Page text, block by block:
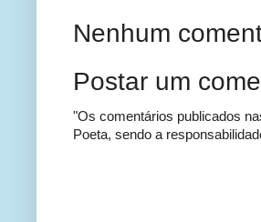
Nenhum
Postar um
"Os comentários publicados
Poeta, sendo a